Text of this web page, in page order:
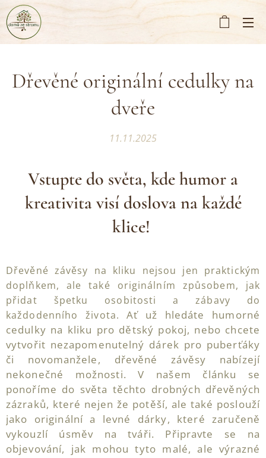
Dřevěné originální cedulky na
dveře
11.11.2025
Vstupte do světa, kde humor a
kreativita visí doslova na každé
klice!
Dřevěné závěsy na kliku nejsou jen praktickým
doplňkem, ale také originálním způsobem, jak
přidat špetku osobitosti a zábavy do
každodenního života.
Ať už hledáte humorné
cedulky na kliku pro dětský pokoj, nebo chcete
vytvořit nezapomenutelný dárek pro puberťáky
či novomanžele, dřevěné závěsy nabízejí
nekonečné možnosti. V našem článku se
ponoříme do světa těchto drobných dřevěných
zázraků, které nejen že potěší, ale také poslouží
jako originální a levné dárky, které zaručeně
vykouzlí úsměv na tváři. Připravte se na
objevování, jak mohou tyto malé, ale výrazné